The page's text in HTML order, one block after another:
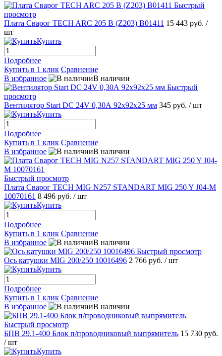
Быстрый
просмотр
Плата Сварог TECH ARC 205 B (Z203) B01411 15 443 руб. /
шт
Купить
Подробнее
Купить в 1 клик Сравнение
В избранное
В наличии
Быстрый
просмотр
Вентилятор Start DC 24V 0,30А 92х92х25 мм 345 руб. / шт
Купить
Подробнее
Купить в 1 клик Сравнение
В избранное
В наличии
Быстрый просмотр
Плата Сварог TECH MIG N257 STANDART MIG 250 Y J04-M
10070161 8 496 руб. / шт
Купить
Подробнее
Купить в 1 клик Сравнение
В избранное
В наличии
Быстрый просмотр
Ось катушки MIG 200/250 10016496 2 766 руб. / шт
Купить
Подробнее
Купить в 1 клик Сравнение
В избранное
В наличии
Быстрый просмотр
БПВ 29.1-400 Блок п/проводниковый выпрямитель 15 730 руб.
/ шт
Купить